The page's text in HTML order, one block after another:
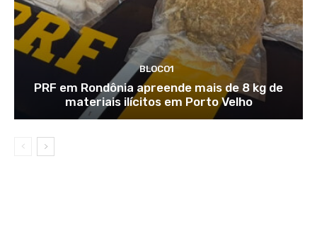
BLOCO1
PRF em Rondônia apreende mais de 8 kg de
materiais ilícitos em Porto Velho